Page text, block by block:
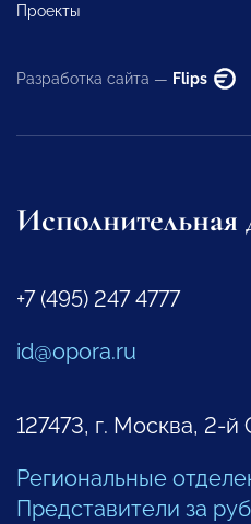
Проекты
Разработка сайта — Flips
Исполнительная
+7 (495) 247 4777
id@opora.ru
127473, г. Москва, 2-
Региональные
Представители за